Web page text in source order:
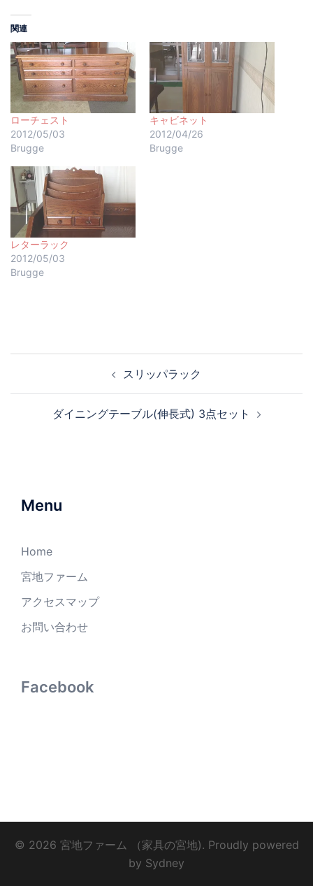
関連
ローチェスト
2012/05/03
Brugge
キャビネット
2012/04/26
Brugge
レターラック
2012/05/03
Brugge
スリッパラック
ダイニングテーブル(伸長式) 3点セット
Menu
Home
宮地ファーム
アクセスマップ
お問い合わせ
Facebook
© 2026 宮地ファーム （家具の宮地). Proudly powered
by Sydney